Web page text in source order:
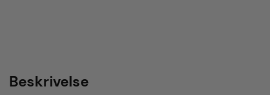
Beskrivelse